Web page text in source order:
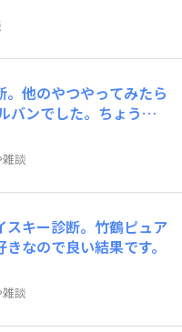
ピート控えめばっかに
。他のやつやってみたら
バンでした。ちょうど
かけたら飲んでみよう
ラインナップ的にウイ
談
スキー診断。竹鶴ピュア
なので良い結果です。
談